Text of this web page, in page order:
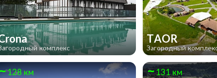
комплекс
TAOR
Загородный
128 км 131 км